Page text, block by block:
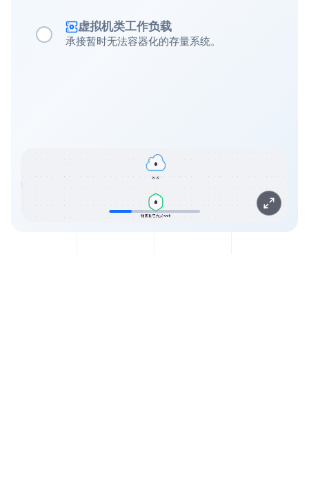
虚拟机类工作负载
承接暂时无法容器化的存量系统。